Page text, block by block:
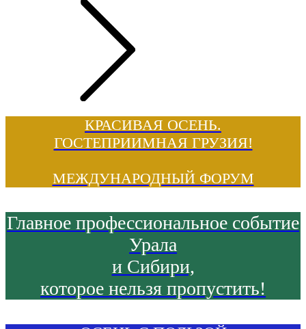
КРАСИВАЯ ОСЕНЬ.
ГОСТЕПРИИМНАЯ ГРУЗИЯ!
МЕЖДУНАРОДНЫЙ ФОРУМ
Главное профессиональное событие
Урала
и Сибири,
которое нельзя пропустить!